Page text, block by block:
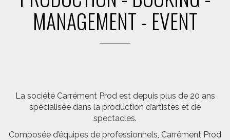
MANAGEMENT - EVENT
La société Carrément Prod est depuis plus de 20 ans
spécialisée dans la production d’artistes et de
spectacles.
Composée d’équipes de professionnels, Carrément Prod